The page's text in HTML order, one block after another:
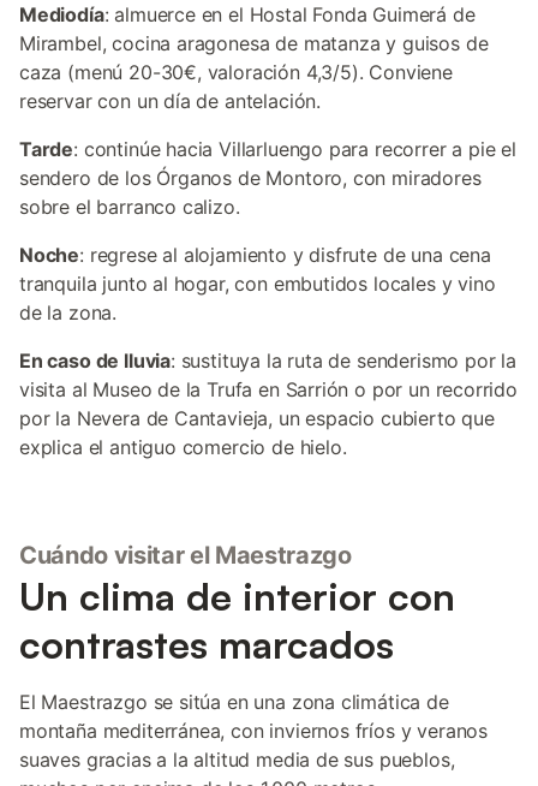
Mediodía: almuerce en el Hostal Fonda Guimerá de
Mirambel, cocina aragonesa de matanza y guisos de
caza (menú 20-30€, valoración 4,3/5). Conviene
reservar con un día de antelación.
Tarde: continúe hacia Villarluengo para recorrer a pie el
sendero de los Órganos de Montoro, con miradores
sobre el barranco calizo.
Noche: regrese al alojamiento y disfrute de una cena
tranquila junto al hogar, con embutidos locales y vino
de la zona.
En caso de lluvia: sustituya la ruta de senderismo por la
visita al Museo de la Trufa en Sarrión o por un recorrido
por la Nevera de Cantavieja, un espacio cubierto que
explica el antiguo comercio de hielo.
Cuándo visitar el Maestrazgo
Un clima de interior con
contrastes marcados
El Maestrazgo se sitúa en una zona climática de
montaña mediterránea, con inviernos fríos y veranos
suaves gracias a la altitud media de sus pueblos,